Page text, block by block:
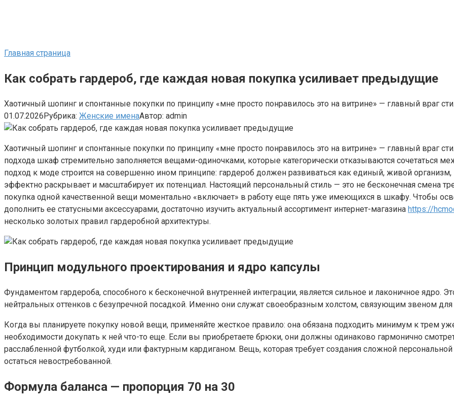
Главная страница
Как собрать гардероб, где каждая новая покупка усиливает предыдущие
Хаотичный шопинг и спонтанные покупки по принципу «мне просто понравилось это на витрине» — главный враг
01.07.2026Рубрика: Женские именаАвтор: admin
Хаотичный шопинг и спонтанные покупки по принципу «мне просто понравилось это на витрине» — главный враг
подхода шкаф стремительно заполняется вещами-одиночками, которые категорически отказываются сочетаться
подход к моде строится на совершенно ином принципе: гардероб должен развиваться как единый, живой
эффектно раскрывает и масштабирует их потенциал. Настоящий персональный стиль — это не бесконечная смена
покупка одной качественной вещи моментально «включает» в работу еще пять уже имеющихся в шкафу. Чтобы
дополнить ее статусными аксессуарами, достаточно изучить актуальный ассортимент интернет-магазина https://
несколько золотых правил гардеробной архитектуры.
Принцип модульного проектирования и ядро капсулы
Фундаментом гардероба, способного к бесконечной внутренней интеграции, является сильное и лаконичное ядро.
нейтральных оттенков с безупречной посадкой. Именно они служат своеобразным холстом, связующим звеном
Когда вы планируете покупку новой вещи, применяйте жесткое правило: она обязана подходить минимум к трем
необходимости докупать к ней что-то еще. Если вы приобретаете брюки, они должны одинаково гармонично
расслабленной футболкой, худи или фактурным кардиганом. Вещь, которая требует создания сложной
остаться невостребованной.
Формула баланса — пропорция 70 на 30